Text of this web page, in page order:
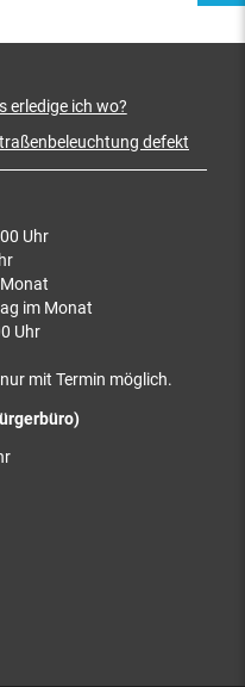
Uhr
im Monat
Uhr
mit Termin möglich.
erledige ich wo?
defekt